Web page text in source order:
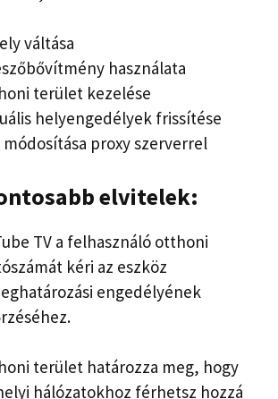
váltása
használata
terület kezelése
helyengedélyek frissítése
módosítása proxy szerverrel
elvitelek:
TV a felhasználó otthoni
kéri az eszköz
engedélyének
terület határozza meg, hogy
hálózatokhoz férhetsz hozzá